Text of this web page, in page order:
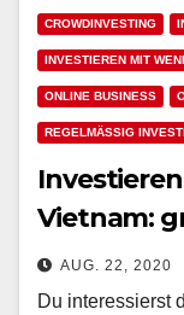
CROWDINVESTING
INVESTIEREN MIT
ONLINE BUSINESS
REGELMÄSSIG
Vietnam:
Energie
AUG. 22, 2020
Du interessierst